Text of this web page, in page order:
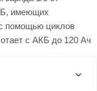
имеющих
помощью циклов
с АКБ до 120 Ач